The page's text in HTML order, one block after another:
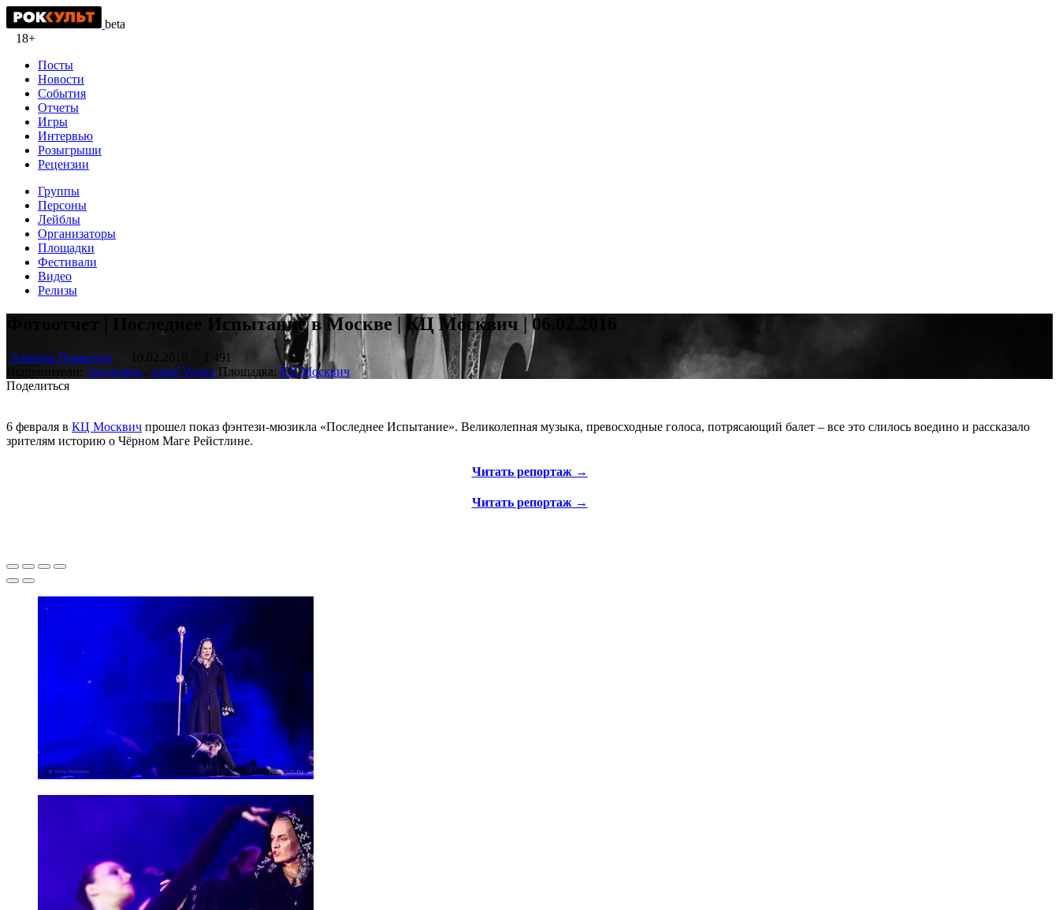
beta
18+
Посты
Новости
События
Отчеты
Игры
Интервью
Розыгрыши
Рецензии
Группы
Персоны
Лейблы
Организаторы
Площадки
Фестивали
Видео
Релизы
Фотоотчет | Последнее Испытание в Москве | КЦ Москвич | 06.02.2016
Эльвира Пашкеева
1 491
Исполнители: Эпидемия Arida Vortex Площадка: КЦ Москвич
Поделиться
6 февраля в КЦ Москвич прошел показ фэнтези-мюзикла «Последнее Испытание». Великолепная музыка, превосходные голоса, потрясающий балет – все это слилось воедино и рассказало
зрителям историю о Чёрном Маге Рейстлине.
Читать репортаж →
Читать репортаж →